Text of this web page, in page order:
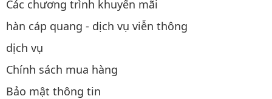
Các chương trình khuyến mãi
hàn cáp quang - dịch vụ viễn thông
dịch vụ
Chính sách mua hàng
Bảo mật thông tin